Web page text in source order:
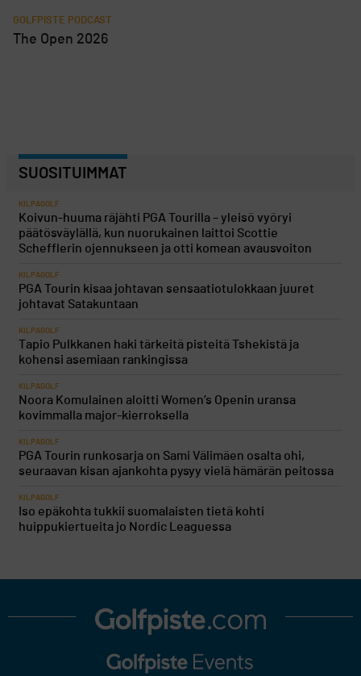
GOLFPISTE PODCAST
The Open 2026
SUOSITUIMMAT
KILPAGOLF
Koivun-huuma räjähti PGA Tourilla – yleisö vyöryi
päätösväylällä, kun nuorukainen laittoi Scottie
Schefflerin ojennukseen ja otti komean avausvoiton
KILPAGOLF
PGA Tourin kisaa johtavan sensaatiotulokkaan juuret
johtavat Satakuntaan
KILPAGOLF
Tapio Pulkkanen haki tärkeitä pisteitä Tshekistä ja
kohensi asemiaan rankingissa
KILPAGOLF
Noora Komulainen aloitti Women’s Openin uransa
kovimmalla major-kierroksella
KILPAGOLF
PGA Tourin runkosarja on Sami Välimäen osalta ohi,
seuraavan kisan ajankohta pysyy vielä hämärän peitossa
KILPAGOLF
Iso epäkohta tukkii suomalaisten tietä kohti
huippukiertueita jo Nordic Leaguessa